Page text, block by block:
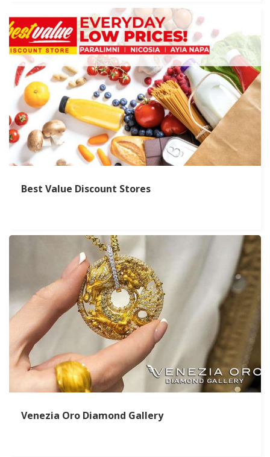
Best Value Discount Stores
Venezia Oro Diamond Gallery